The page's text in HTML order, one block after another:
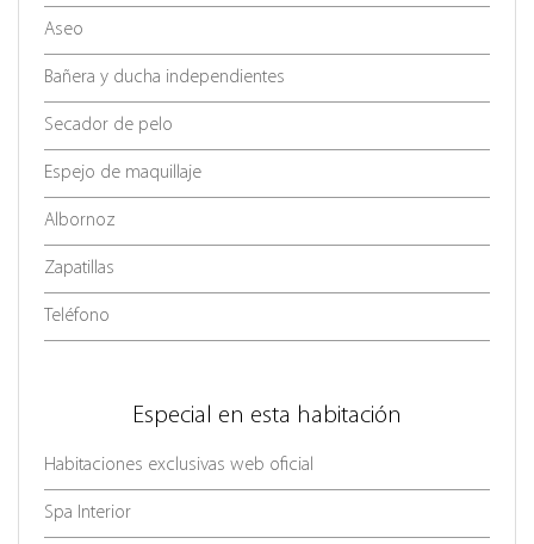
Aseo
Bañera y ducha independientes
Secador de pelo
Espejo de maquillaje
Albornoz
Zapatillas
Teléfono
Especial en esta habitación
Habitaciones exclusivas web oficial
Spa Interior